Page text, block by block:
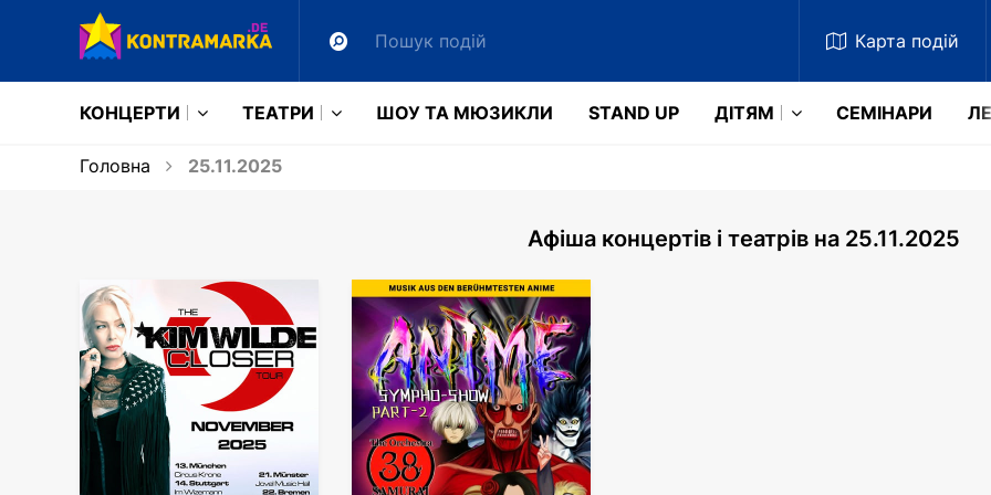
Карта подій
КОНЦЕРТИ ТЕАТРИ ШОУ ТА МЮЗИКЛИ STAND UP ДІТЯМ СЕМІНАРИ
Головна 25.11.2025
Афіша концертів і театрів на 25.11.2025